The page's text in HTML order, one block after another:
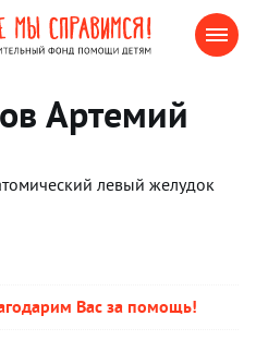
Артемий
левый желудок
Вас за помощь!